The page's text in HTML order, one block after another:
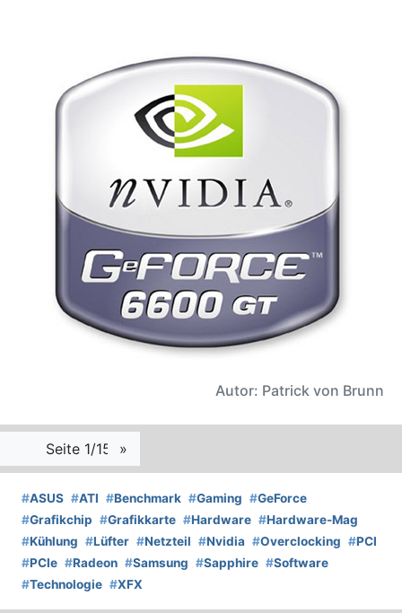
Autor: Patrick von Brunn
Seite 1/15 »
#ASUS #ATI #Benchmark #Gaming #GeForce
#Grafikchip #Grafikkarte #Hardware #Hardware-Mag
#Kühlung #Lüfter #Netzteil #Nvidia #Overclocking #PCI
#PCIe #Radeon #Samsung #Sapphire #Software
#Technologie #XFX